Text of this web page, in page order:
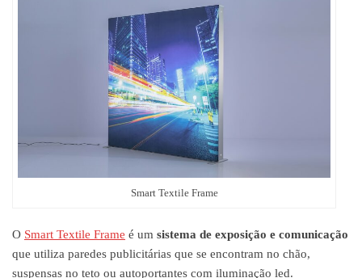
Smart Textile Frame
O Smart Textile Frame é um sistema de exposição e comunicação
que utiliza paredes publicitárias que se encontram no chão,
suspensas no teto ou autoportantes com iluminação led.